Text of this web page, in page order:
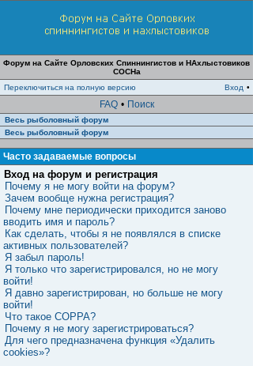
Форум на Сайте Орловских Спиннингистов и НАхлыстовиков
СОСНа
Переключиться на полную версию
Вход •
FAQ • Поиск
Весь рыболовный форум
Весь рыболовный форум
Часто задаваемые вопросы
Вход на форум и регистрация
Почему я не могу войти на форум?
Зачем вообще нужна регистрация?
Почему мне периодически приходится заново
вводить имя и пароль?
Как сделать, чтобы я не появлялся в списке
активных пользователей?
Я забыл пароль!
Я только что зарегистрировался, но не могу
войти!
Я давно зарегистрирован, но больше не могу
войти!
Что такое COPPA?
Почему я не могу зарегистрироваться?
Для чего предназначена функция «Удалить
cookies»?